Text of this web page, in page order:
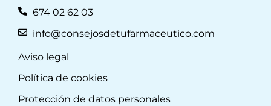
674 02 62 03
info@consejosdetufarmaceutico.com
Aviso legal
Política de cookies
Protección de datos personales